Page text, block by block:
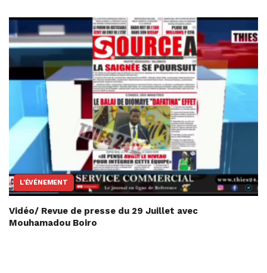
L'ÉVÉNEMENT
Vidéo/ Revue de presse du 29 Juillet avec
Mouhamadou Boiro